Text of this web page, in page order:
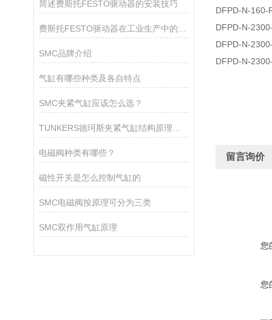
简述费斯托FESTO驱动器的安装技巧
SMC品牌介绍
气缸有哪些种类及各自特点
SMC夹紧气缸应该怎么选？
电磁阀种类有哪些？
磁性开关是怎么控制气缸的
SMC电磁阀按原理可分为三类
SMC双作用气缸原理
DFPD-N-160-
DFPD-N-
DFPD-N-
DFPD-N-
留言询价
您
您